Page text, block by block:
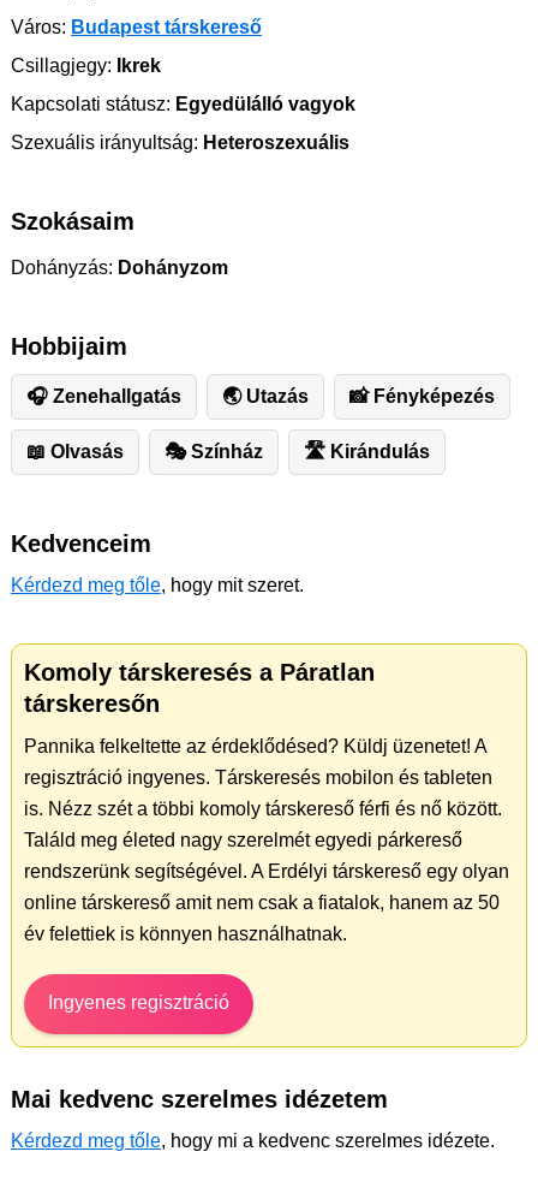
Város: Budapest társkereső
Csillagjegy: Ikrek
Kapcsolati státusz: Egyedülálló vagyok
Szexuális irányultság: Heteroszexuális
Szokásaim
Dohányzás: Dohányzom
Hobbijaim
🎧 Zenehallgatás 🌏 Utazás 📸 Fényképezés
📖 Olvasás 🎭 Színház 🛣️ ️Kirándulás
Kedvenceim
Kérdezd meg tőle, hogy mit szeret.
Komoly társkeresés a Páratlan
társkeresőn
Pannika felkeltette az érdeklődésed? Küldj üzenetet! A
regisztráció ingyenes. Társkeresés mobilon és tableten
is. Nézz szét a többi komoly társkereső férfi és nő között.
Találd meg életed nagy szerelmét egyedi párkereső
rendszerünk segítségével. A Erdélyi társkereső egy olyan
online társkereső amit nem csak a fiatalok, hanem az 50
év felettiek is könnyen használhatnak.
Ingyenes regisztráció
Mai kedvenc szerelmes idézetem
Kérdezd meg tőle, hogy mi a kedvenc szerelmes idézete.